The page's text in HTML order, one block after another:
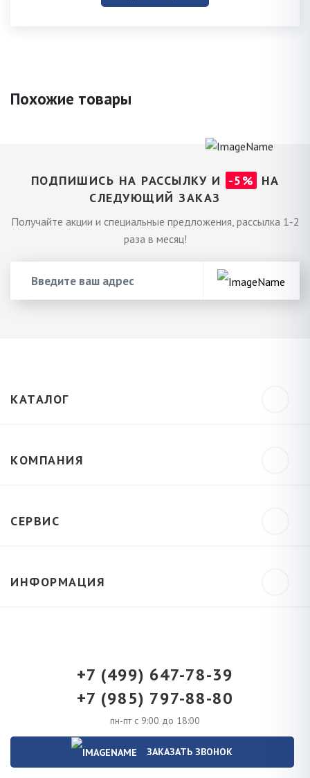
Похожие товары
ПОДПИШИСЬ НА РАССЫЛКУ И -5%
НА
СЛЕДУЮЩИЙ ЗАКАЗ
Получайте акции и специальные предложения, рассылка 1-2
раза в месяц!
КАТАЛОГ
КОМПАНИЯ
СЕРВИС
ИНФОРМАЦИЯ
+7 (499) 647-78-39
+7 (985) 797-88-80
пн-пт с 9:00 до 18:00
ЗАКАЗАТЬ ЗВОНОК